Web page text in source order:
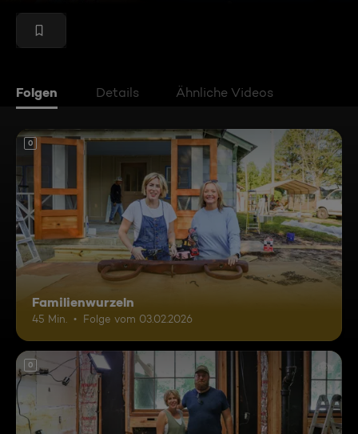
Folgen Details Ähnliche Videos
0
Familienwurzeln
45 Min. Folge vom 03.02.2026
0